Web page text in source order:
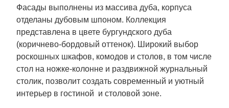
Фасады выполнены из массива дуба, корпуса
отделаны дубовым шпоном. Коллекция
представлена в цвете бургундского дуба
(коричнево-бордовый оттенок). Широкий выбор
роскошных шкафов, комодов и столов, в том числе
стол на ножке-колонне и раздвижной журнальный
столик, позволит создать современный и уютный
интерьер в гостиной и столовой зоне.